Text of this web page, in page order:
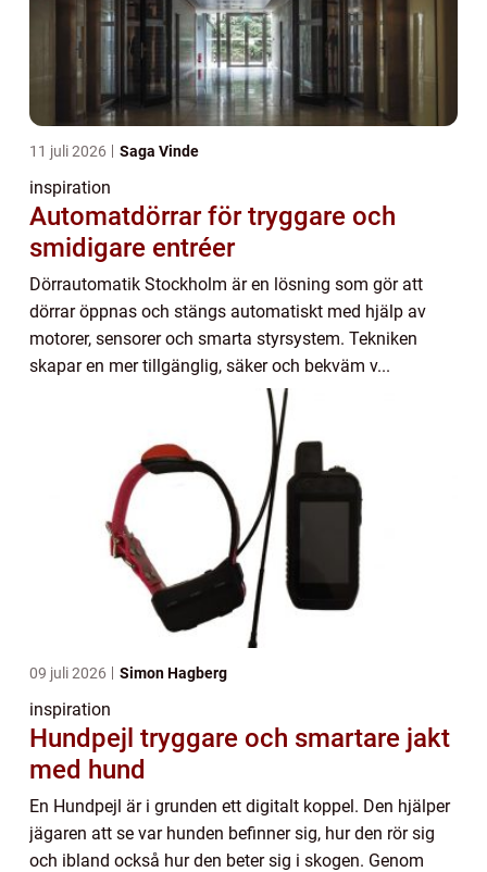
11 juli 2026 Saga Vinde
inspiration
Automatdörrar för tryggare och
smidigare entréer
Dörrautomatik Stockholm är en lösning som gör att
dörrar öppnas och stängs automatiskt med hjälp av
motorer, sensorer och smarta styrsystem. Tekniken
skapar en mer tillgänglig, säker och bekväm v...
09 juli 2026 Simon Hagberg
inspiration
Hundpejl tryggare och smartare jakt
med hund
En Hundpejl är i grunden ett digitalt koppel. Den hjälper
jägaren att se var hunden befinner sig, hur den rör sig
och ibland också hur den beter sig i skogen. Genom